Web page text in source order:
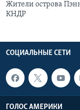
Жители острова
КНДР
СОЦИАЛЬНЫЕ СЕТИ
ГОЛОС АМЕРИКИ